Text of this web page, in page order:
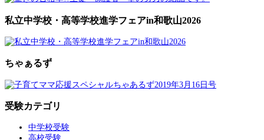
私立中学校・高等学校進学フェアin和歌山2026
ちゃぁるず
受験カテゴリ
中学校受験
高校受験